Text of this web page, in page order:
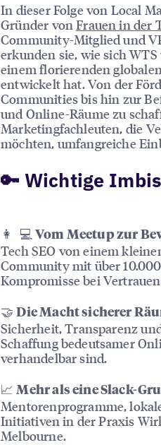
In dieser Folge von Local
Gründer vonFrauen in der
Community-Mitglied und
erkunden sie, wie sich
einem florierenden
entwickelt hat. Von der
Communities bis hin zur
und Online-Räume zu
Marketingfachleuten, die
möchten, umfangreiche
🔑 Wichtige
👩 ‍ 💻 Vom Meetup zur
Tech SEO von einem
Community mit über
Kompromisse bei
🤝Die Macht sicherer
Sicherheit, Transparenz
Schaffung bedeutsamer
verhandelbar sind.
📈 Mehr als eine Slack-
Mentorenprogramme,
Initiativen in der Praxis
Melbourne.